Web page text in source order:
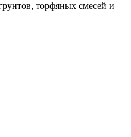
торфяных смесей и